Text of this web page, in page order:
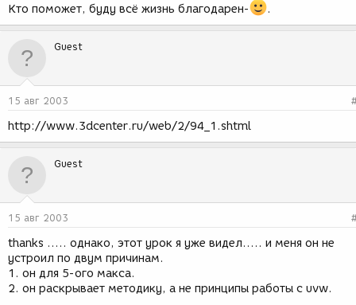
Кто поможет, буду всё жизнь благодарен- .
Guest
15 авг 2003
http://www.3dcenter.ru/web/2/94_1.shtml
Guest
15 авг 2003
thanks ..... однако, этот урок я уже видел..... и меня он не
устроил по двум причинам.
1. он для 5-ого макса.
2. он раскрывает методику, а не принципы работы с uvw.